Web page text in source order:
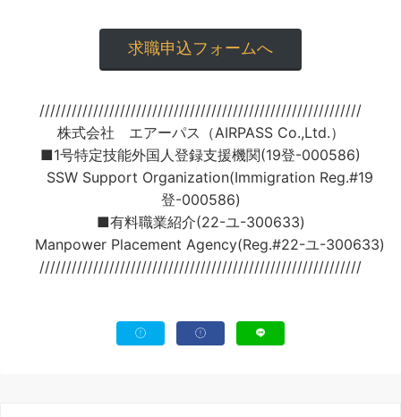
求職申込フォームへ
////////////////////////////////////////////////////////////
株式会社 エアーパス（AIRPASS Co.,Ltd.）
■1号特定技能外国人登録支援機関(19登-000586)
SSW Support Organization(Immigration Reg.#19
登-000586)
■有料職業紹介(22-ユ-300633)
Manpower Placement Agency(Reg.#22-ユ-300633)
////////////////////////////////////////////////////////////